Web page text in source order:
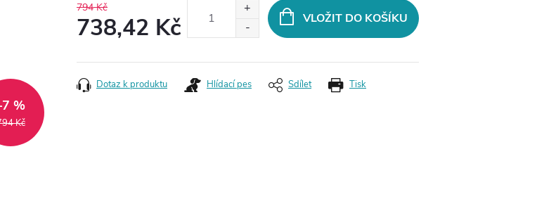
Kč
%
794 Kč
738,42 Kč
cena:
VLOŽIT DO KOŠÍKU
Tisk
Dotaz k produktu Hlídací pes Sdílet